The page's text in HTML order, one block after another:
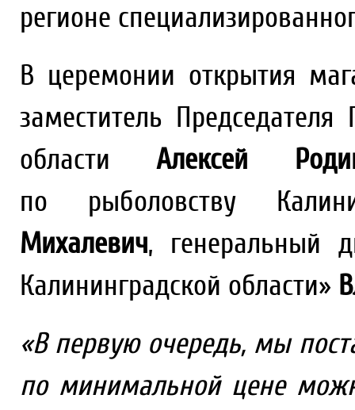
регионе
В церемонии открытия
заместитель Председателя
областиАлексей
по рыболовству
Михалевич, генеральный
Калининградской области»
«В первую очередь, мы
по минимальной цене